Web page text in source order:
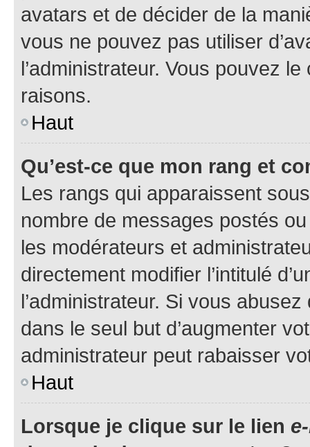
avatars et de décider de la
vous ne pouvez pas utiliser
l’administrateur. Vous pouvez
raisons.
Haut
Qu’est-ce que mon rang et
Les rangs qui apparaissent
nombre de messages postés
les modérateurs et
directement modifier l’intitulé
l’administrateur. Si vous
dans le seul but d’augmenter
administrateur peut rabaisser
Haut
Lorsque je clique sur le lien